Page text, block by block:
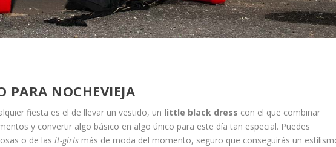
PARA NOCHEVIEJA
fiesta es el de llevar un vestido, un little black dress con el que combinar
y convertir algo básico en algo único para este día tan especial. Puedes
o de lasit-girls más de moda del momento, seguro que conseguirás un